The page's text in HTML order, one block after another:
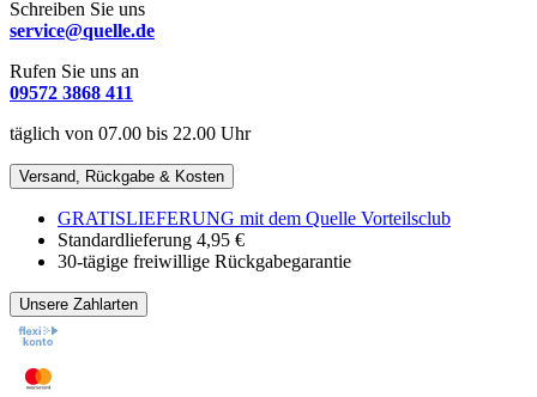
Schreiben Sie uns
service@quelle.de
Rufen Sie uns an
09572 3868 411
täglich von 07.00 bis 22.00 Uhr
Versand, Rückgabe & Kosten
GRATISLIEFERUNG mit dem Quelle Vorteilsclub
Standardlieferung 4,95 €
30-tägige freiwillige Rückgabegarantie
Unsere Zahlarten